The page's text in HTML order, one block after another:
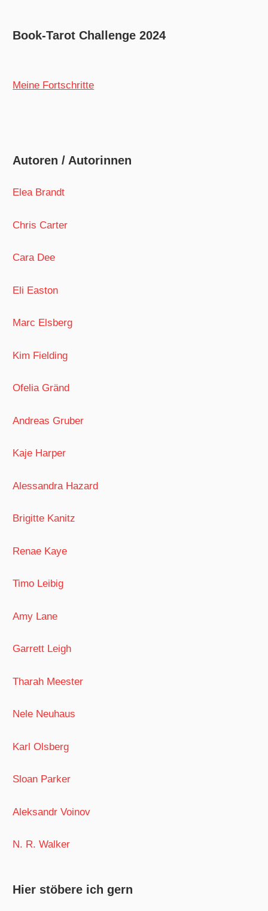
Book-Tarot Challenge 2024
Meine Fortschritte
Autoren / Autorinnen
Elea Brandt
Chris Carter
Cara Dee
Eli Easton
Marc Elsberg
Kim Fielding
Ofelia Gränd
Andreas Gruber
Kaje Harper
Alessandra Hazard
Brigitte Kanitz
Renae Kaye
Timo Leibig
Amy Lane
Garrett Leigh
Tharah Meester
Nele Neuhaus
Karl Olsberg
Sloan Parker
Aleksandr Voinov
N. R. Walker
Hier stöbere ich gern